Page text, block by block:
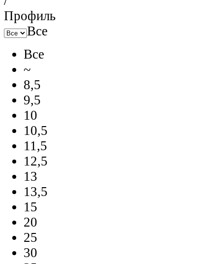
Профиль
Все
Все
~
8,5
9,5
10
10,5
11,5
12,5
13
13,5
15
20
25
30